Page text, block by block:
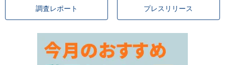
調査レポート プレスリリース